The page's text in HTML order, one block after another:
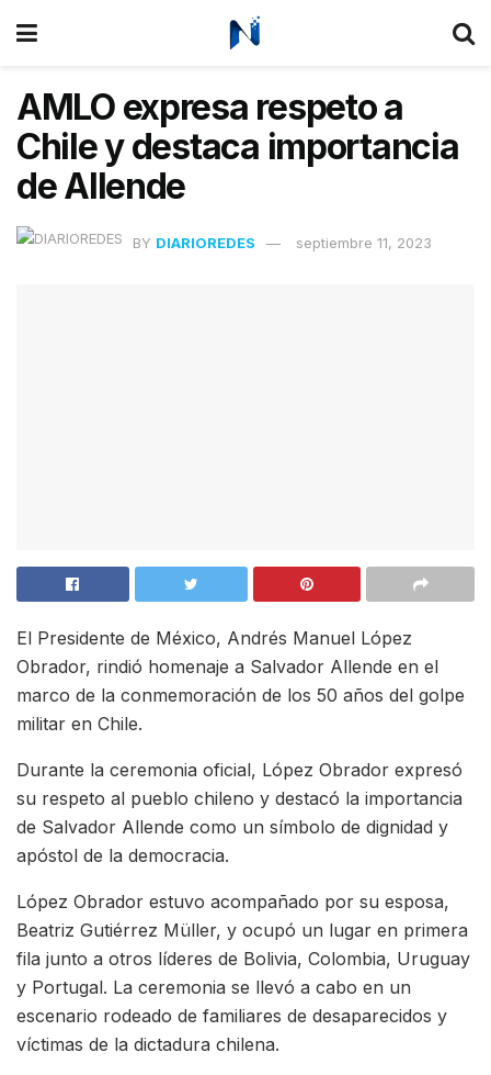
AMLO expresa respeto a
Chile y destaca importancia
de Allende
BY DIARIOREDES septiembre 11, 2023
El Presidente de México, Andrés Manuel López
Obrador, rindió homenaje a Salvador Allende en el
marco de la conmemoración de los 50 años del golpe
militar en Chile.
Durante la ceremonia oficial, López Obrador expresó
su respeto al pueblo chileno y destacó la importancia
de Salvador Allende como un símbolo de dignidad y
apóstol de la democracia.
López Obrador estuvo acompañado por su esposa,
Beatriz Gutiérrez Müller, y ocupó un lugar en primera
fila junto a otros líderes de Bolivia, Colombia, Uruguay
y Portugal. La ceremonia se llevó a cabo en un
escenario rodeado de familiares de desaparecidos y
víctimas de la dictadura chilena.